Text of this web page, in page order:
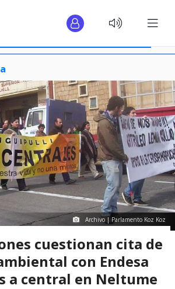
Archivo | Parlamento Koz Koz
cuestionan cita de
con Endesa
a central en Neltume